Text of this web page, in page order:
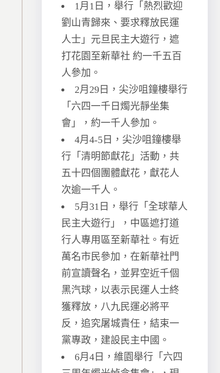
1月1日，舉行「熱烈歡迎
劉山青歸來、要求釋放民運
人士」元旦民主大遊行，遮
打花園至新華社 約一千五百
人參加。
2月29日，尖沙咀鐘樓舉行
「六四一千日燭光靜坐集
會」，約一千人參加。
4月4-5日，尖沙咀鐘樓舉
行「清明節獻花」活動，共
五十四個團體獻花，獻花人
次逾一千人。
5月31日，舉行「全球華人
民主大遊行」，中區遮打道
行人專用區至新華社。有近
萬名市民參加，在新華社門
前宣讀聲名，並昇空近千個
黑汽球，以表示民運人士終
獲釋放，八九民運必將平
反，追究屠城責任，結束一
黨專政，建設民主中國。
6月4日，維園舉行「六四